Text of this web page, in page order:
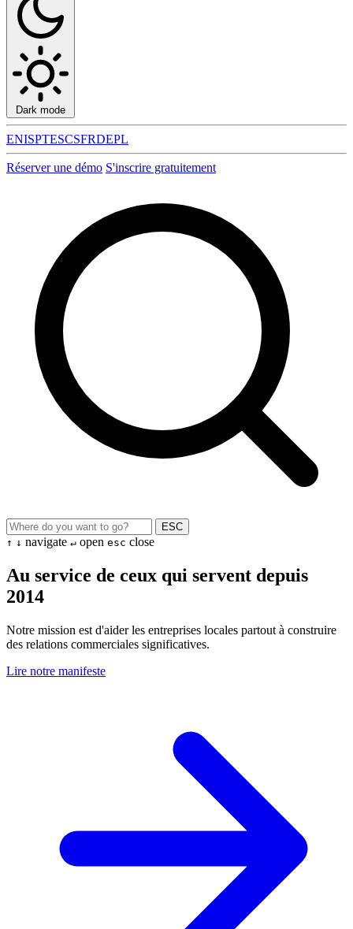
Dark mode
ENISPTESCSFRDEPL
Réserver une démo S'inscrire gratuitement
ESC
↑ ↓ navigate ↵ open esc close
Au service de ceux qui servent depuis
2014
Notre mission est d'aider les entreprises locales partout à construire
des relations commerciales significatives.
Lire notre manifeste